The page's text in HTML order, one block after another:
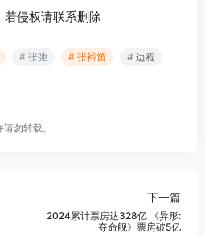
侵权请联系删除
# 张弛 # 张裕笛
# 边程
勿转载。
下一篇
2024累计票房达328亿 《异形:
夺命舰》票房破5亿